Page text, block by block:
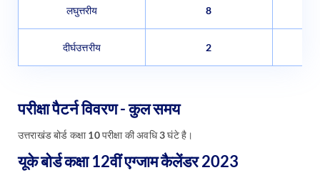
दीर्घउत्तरीय 2
उत्तराखंड बोर्ड कक्षा 10 परीक्षा की अवधि 3 घंटे है।
यूके बोर्ड कक्षा 12वीं एग्जाम कैलेंडर 2023
छात्र नीचे कक्षा 12 के लिए उत्तराखंड बोर्ड कक्षा 12 डेट शीट 2023